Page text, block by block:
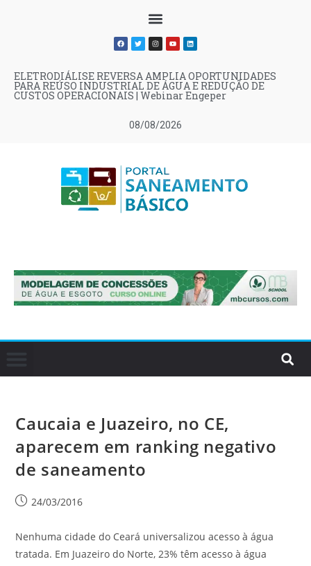
08/08/2026
ELETRODIÁLISE REVERSA AMPLIA OPORTUNIDADES
PARA REÚSO INDUSTRIAL DE ÁGUA E REDUÇÃO DE
CUSTOS OPERACIONAIS | Webinar Engeper
Caucaia e Juazeiro, no CE,
aparecem em ranking negativo
de saneamento
24/03/2016
Nenhuma cidade do Ceará universalizou acesso à água
tratada. Em Juazeiro do Norte, 23% têm acesso à água